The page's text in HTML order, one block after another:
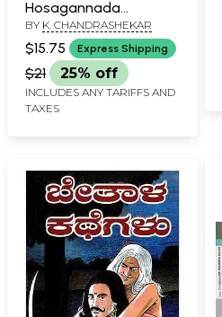
Hosagannada
Vyakarana Kaipidi in
Kannada
BY K. CHANDRASHEKAR
$15.75 Express Shipping
$21 25% off
INCLUDES ANY TARIFFS AND
TAXES